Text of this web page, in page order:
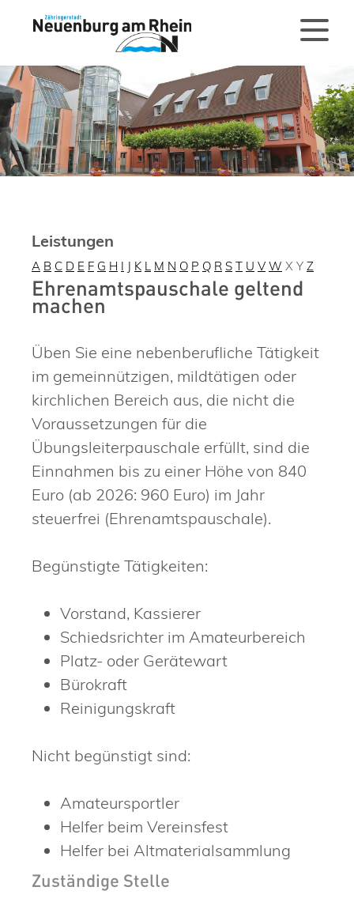
Leistungen
A B C D E F G H I J K L M N O P Q R S T U V W X Y Z
Ehrenamtspauschale geltend
machen
Üben Sie eine nebenberufliche Tätigkeit
im gemeinnützigen, mildtätigen oder
kirchlichen Bereich aus, die nicht die
Voraussetzungen für die
Übungsleiterpauschale erfüllt, sind die
Einnahmen bis zu einer Höhe von 840
Euro (ab 2026: 960 Euro) im Jahr
steuerfrei (Ehrenamtspauschale).
Begünstigte Tätigkeiten:
Vorstand, Kassierer
Schiedsrichter im Amateurbereich
Platz- oder Gerätewart
Bürokraft
Reinigungskraft
Nicht begünstigt sind:
Amateursportler
Helfer beim Vereinsfest
Helfer bei Altmaterialsammlung
Zuständige Stelle